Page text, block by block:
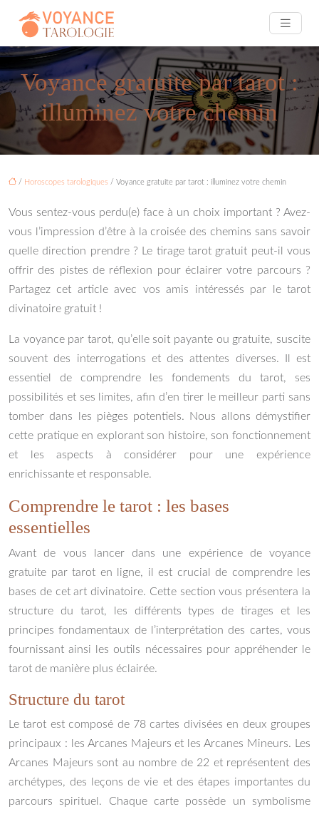
Voyance gratuite par tarot :
illuminez votre chemin
/ Horoscopes tarologiques / Voyance gratuite par tarot : illuminez votre chemin
Vous sentez-vous perdu(e) face à un choix important ? Avez-
vous l’impression d’être à la croisée des chemins sans savoir
quelle direction prendre ? Le tirage tarot gratuit peut-il vous
offrir des pistes de réflexion pour éclairer votre parcours ?
Partagez cet article avec vos amis intéressés par le tarot
divinatoire gratuit !
La voyance par tarot, qu’elle soit payante ou gratuite, suscite
souvent des interrogations et des attentes diverses. Il est
essentiel de comprendre les fondements du tarot, ses
possibilités et ses limites, afin d’en tirer le meilleur parti sans
tomber dans les pièges potentiels. Nous allons démystifier
cette pratique en explorant son histoire, son fonctionnement
et les aspects à considérer pour une expérience
enrichissante et responsable.
Comprendre le tarot : les bases
essentielles
Avant de vous lancer dans une expérience de voyance
gratuite par tarot en ligne, il est crucial de comprendre les
bases de cet art divinatoire. Cette section vous présentera la
structure du tarot, les différents types de tirages et les
principes fondamentaux de l’interprétation des cartes, vous
fournissant ainsi les outils nécessaires pour appréhender le
tarot de manière plus éclairée.
Structure du tarot
Le tarot est composé de 78 cartes divisées en deux groupes
principaux : les Arcanes Majeurs et les Arcanes Mineurs. Les
Arcanes Majeurs sont au nombre de 22 et représentent des
archétypes, des leçons de vie et des étapes importantes du
parcours spirituel. Chaque carte possède un symbolisme